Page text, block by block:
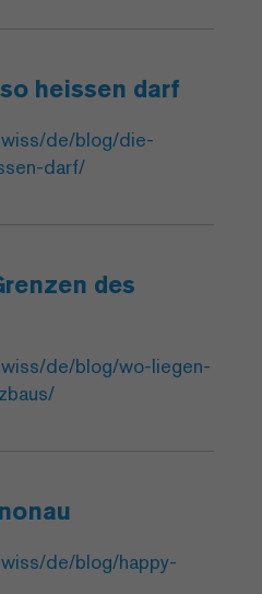
heissen darf
de/blog/die-
darf/
des
de/blog/wo-liegen-
de/blog/happy-